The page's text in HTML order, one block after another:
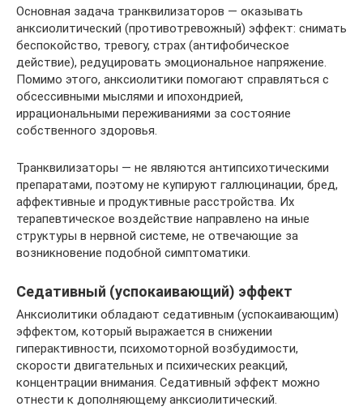
Основная задача транквилизаторов — оказывать
анксиолитический (противотревожный) эффект: снимать
беспокойство, тревогу, страх (антифобическое
действие), редуцировать эмоциональное напряжение.
Помимо этого, анксиолитики помогают справляться с
обсессивными мыслями и ипохондрией,
иррациональными переживаниями за состояние
собственного здоровья.
Транквилизаторы — не являются антипсихотическими
препаратами, поэтому не купируют галлюцинации, бред,
аффективные и продуктивные расстройства. Их
терапевтическое воздействие направлено на иные
структуры в нервной системе, не отвечающие за
возникновение подобной симптоматики.
Седативный (успокаивающий) эффект
Анксиолитики обладают седативным (успокаивающим)
эффектом, который выражается в снижении
гиперактивности, психомоторной возбудимости,
скорости двигательных и психических реакций,
концентрации внимания. Седативный эффект можно
отнести к дополняющему анксиолитический.